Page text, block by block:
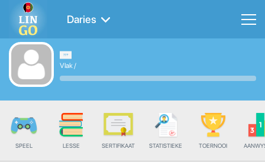
Daries
Vlak/
SPEEL LESSE SERTIFIKAAT STATISTIEKE TOERNOOI